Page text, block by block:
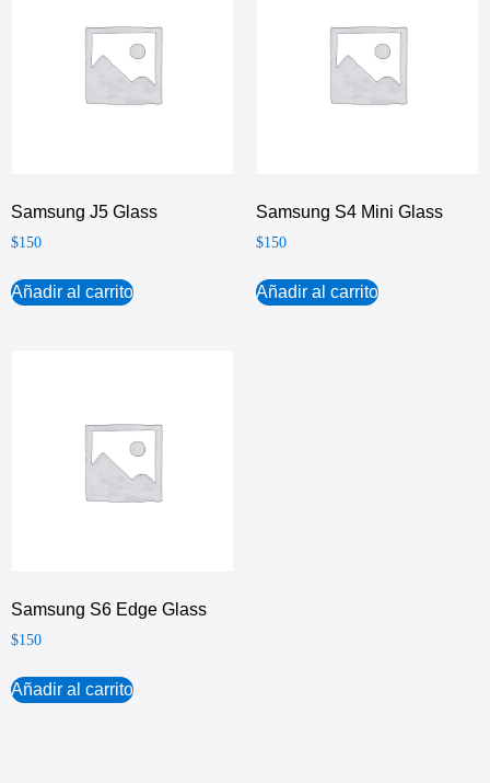
Samsung J5 Glass
$150
Añadir al carrito
Samsung S4 Mini Glass
$150
Añadir al carrito
Samsung S6 Edge Glass
$150
Añadir al carrito